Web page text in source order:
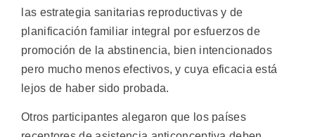
las estrategia sanitarias reproductivas y de
planificación familiar integral por esfuerzos de
promoción de la abstinencia, bien intencionados
pero mucho menos efectivos, y cuya eficacia está
lejos de haber sido probada.
Otros participantes alegaron que los países